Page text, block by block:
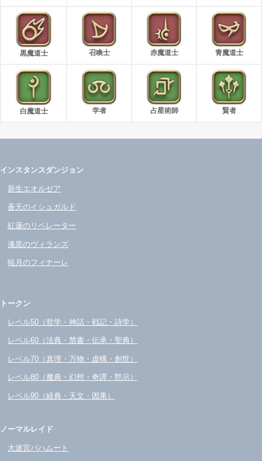
黒魔道士 召喚士 赤魔道士 青魔道士
白魔道士 学者 占星術師 賢者
インスタンスダンジョン
新生エオルゼア
蒼天のイシュガルド
紅蓮のリベレーター
漆黒のヴィランズ
暁月のフィナーレ
トークン
レベル50（哲学・神話・戦記・詩学）
レベル60（法典・禁書・伝承・聖典）
レベル70（真理・万物・虚構・創世）
レベル80（魔典・幻想・奇譚・黙示）
レベル90（経典・天文・因果）
ノーマルレイド
大迷宮バハムート